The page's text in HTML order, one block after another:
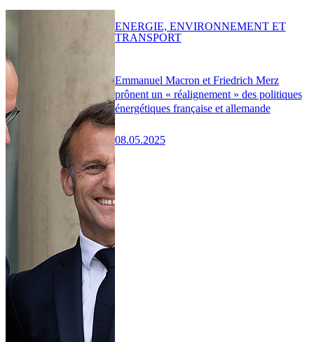
Emmanuel Macron et Friedrich Merz
prônent un « réalignement » des politiques
énergétiques française et allemande
08.05.2025
ENERGIE, ENVIRONNEMENT ET
TRANSPORT